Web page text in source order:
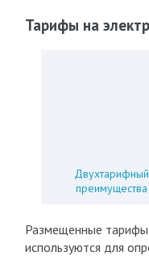
Тарифы на
Двухтарифный
Размещенные тарифы
используются для